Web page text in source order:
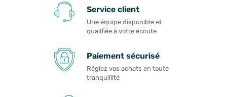
Service client
Une équipe disponible et
qualifiée à votre écoute
Paiement sécurisé
Réglez vos achats en toute
tranquillité